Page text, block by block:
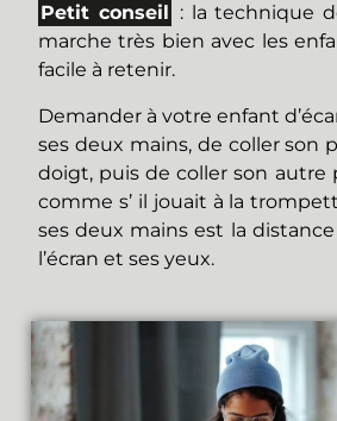
Petit conseil : la technique
marche très bien avec les
facile à retenir.
Demander à votre enfant
ses deux mains, de coller son
doigt, puis de coller son autre
comme s’ il jouait à la
ses deux mains est la
l’écran et ses yeux.